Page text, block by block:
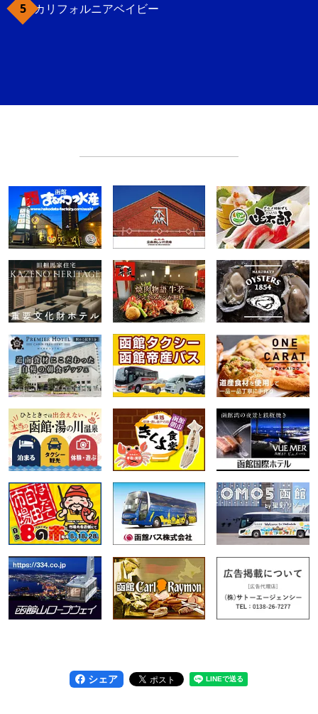
カリフォルニアベイビー
シェア